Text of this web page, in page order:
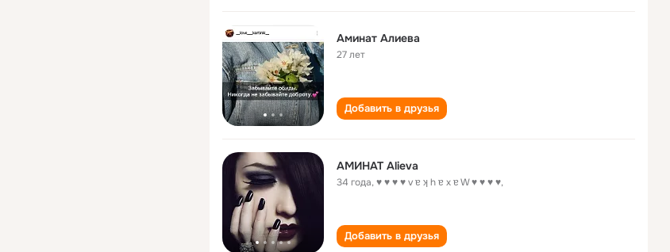
Аминат Алиева
27 лет
Добавить в друзья
АМИНАТ Alieva
34 года,♥ ♥ ♥ ♥ v ɐ ʞ h ɐ х ɐ W ♥ ♥ ♥ ♥,
Добавить в друзья